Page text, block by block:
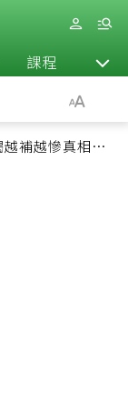
課程 退休
補越慘真相：